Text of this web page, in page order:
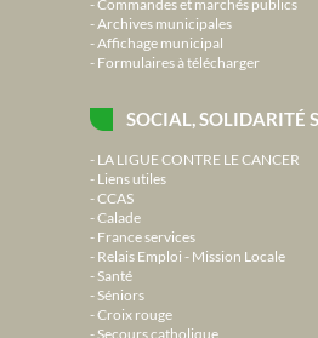
Commandes et marchés publics
Archives municipales
Affichage municipal
Formulaires à télécharger
SOCIAL, SOLIDARITÉ
LA LIGUE CONTRE LE CANCER
Liens utiles
CCAS
Calade
France services
Relais Emploi - Mission Locale
Santé
Séniors
Croix rouge
Secours catholique